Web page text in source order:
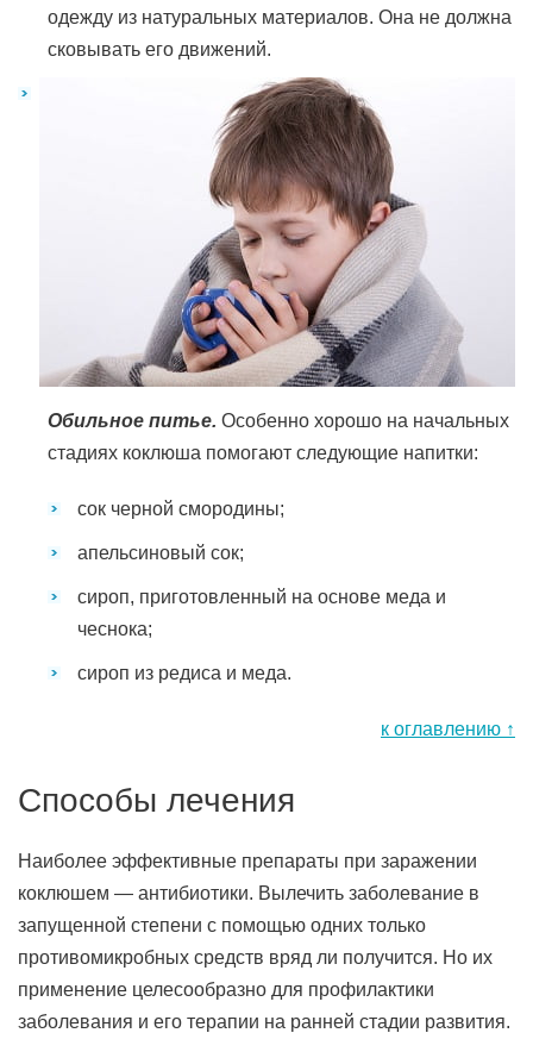
одежду из натуральных материалов. Она не должна
сковывать его движений.
Обильное питье. Особенно хорошо на начальных
стадиях коклюша помогают следующие напитки:
сок черной смородины;
апельсиновый сок;
сироп, приготовленный на основе меда и
чеснока;
сироп из редиса и меда.
к оглавлению ↑
Способы лечения
Наиболее эффективные препараты при заражении
коклюшем — антибиотики. Вылечить заболевание в
запущенной степени с помощью одних только
противомикробных средств вряд ли получится. Но их
применение целесообразно для профилактики
заболевания и его терапии на ранней стадии развития.